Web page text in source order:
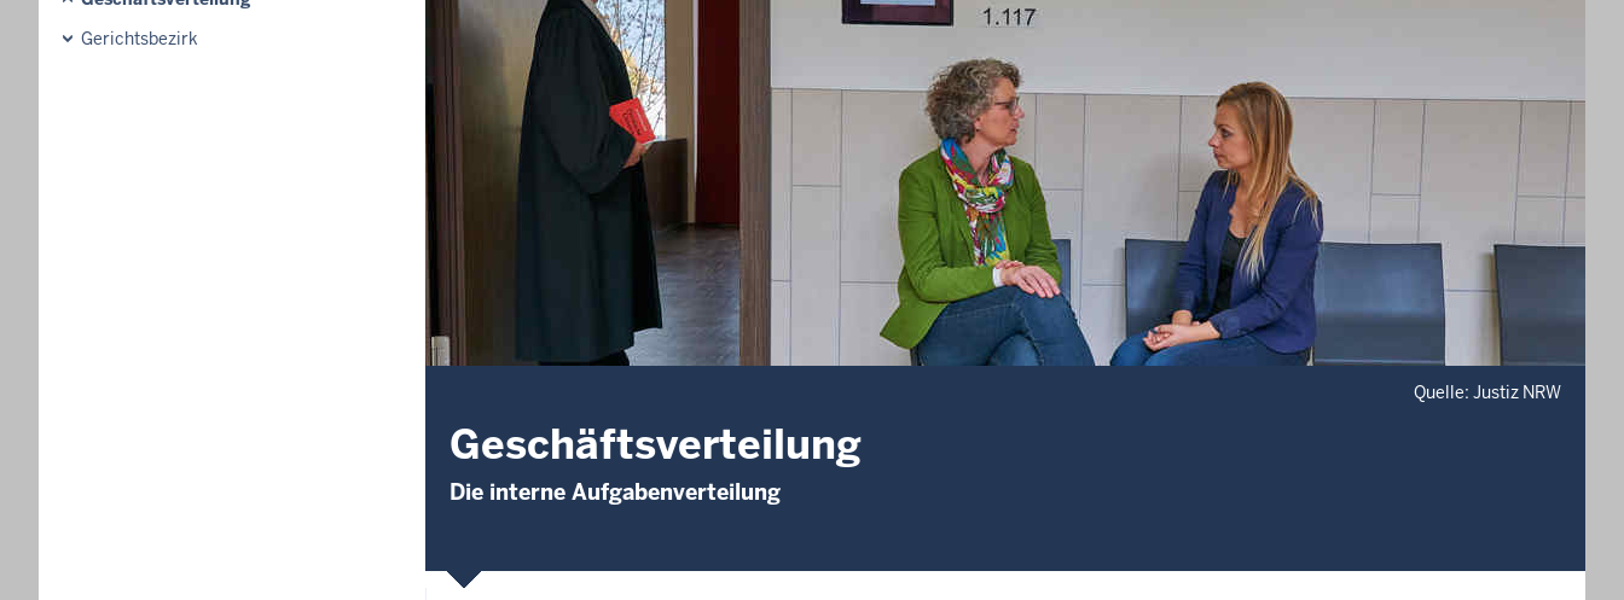
Gerichtsbezirk
Quelle: Justiz NRW
Geschäftsverteilung
Die interne Aufgabenverteilung